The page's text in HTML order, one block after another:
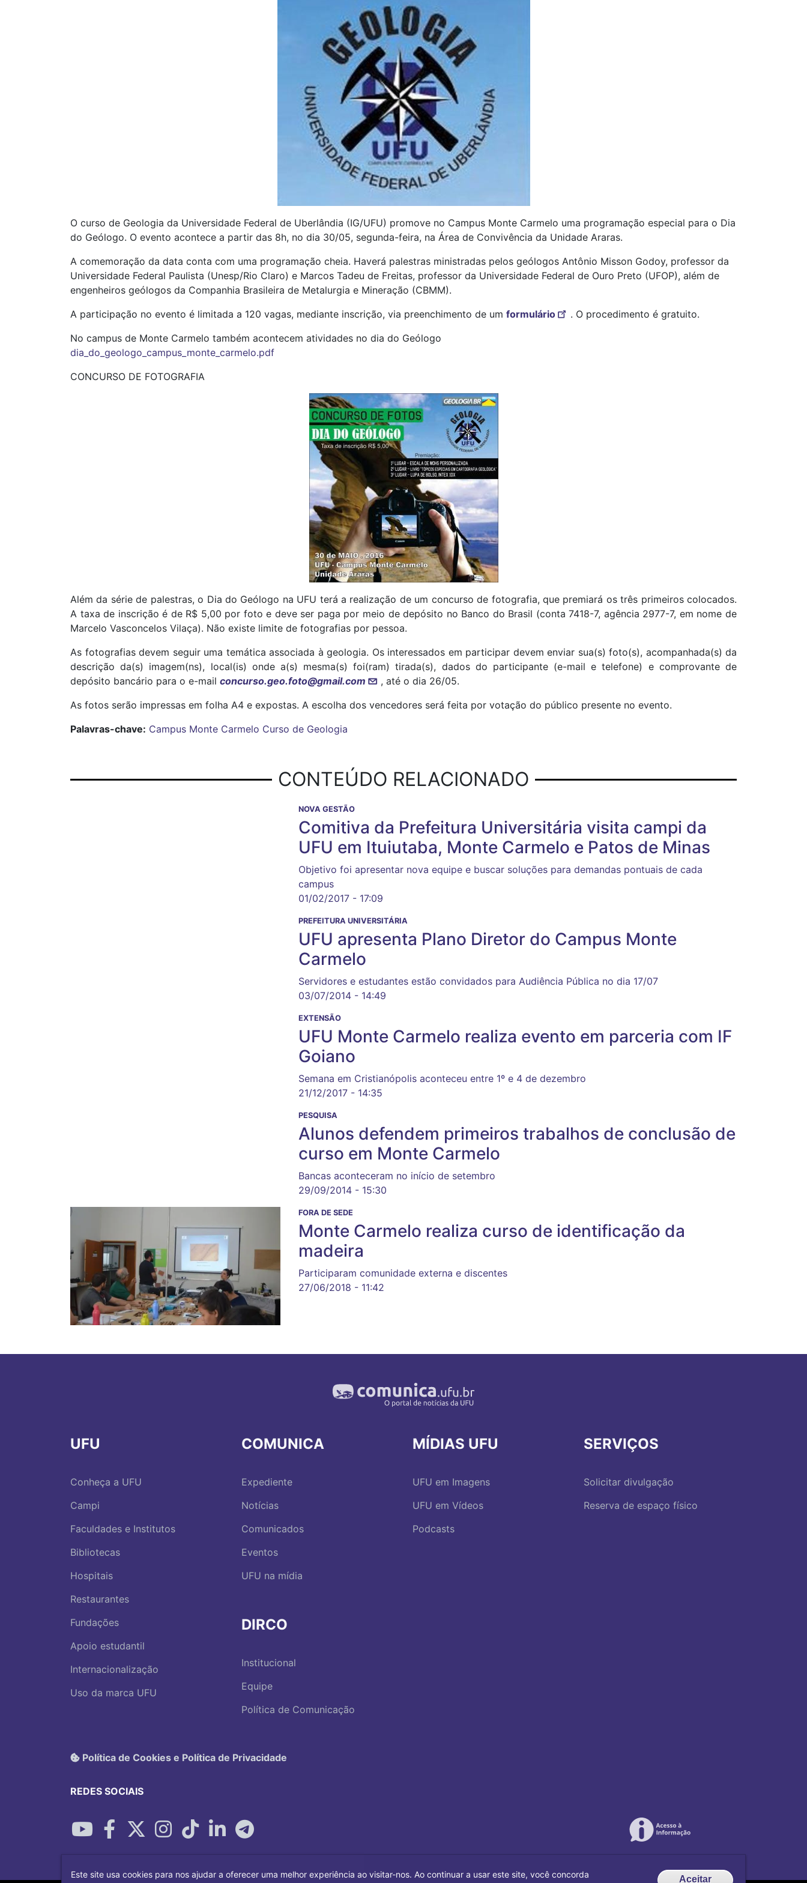
O curso de Geologia da Universidade Federal de Uberlândia (IG/UFU) promove no Campus Monte Carmelo uma programação especial para o Dia
do Geólogo. O evento acontece a partir das 8h, no dia 30/05, segunda-feira, na Área de Convivência da Unidade Araras.
A comemoração da data conta com uma programação cheia. Haverá palestras ministradas pelos geólogos Antônio Misson Godoy, professor da
Universidade Federal Paulista (Unesp/Rio Claro) e Marcos Tadeu de Freitas, professor da Universidade Federal de Ouro Preto (UFOP), além de
engenheiros geólogos da Companhia Brasileira de Metalurgia e Mineração (CBMM).
A participação no evento é limitada a 120 vagas, mediante inscrição, via preenchimento de um formulário
. O procedimento é gratuito.
No campus de Monte Carmelo também acontecem atividades no dia do Geólogo
dia_do_geologo_campus_monte_carmelo.pdf
CONCURSO DE FOTOGRAFIA
Além da série de palestras, o Dia do Geólogo na UFU terá a realização de um concurso de fotografia, que premiará os três primeiros colocados.
A taxa de inscrição é de R$ 5,00 por foto e deve ser paga por meio de depósito no Banco do Brasil (conta 7418-7, agência 2977-7, em nome de
Marcelo Vasconcelos Vilaça). Não existe limite de fotografias por pessoa.
As fotografias devem seguir uma temática associada à geologia. Os interessados em participar devem enviar sua(s) foto(s), acompanhada(s) da
descrição da(s) imagem(ns), local(is) onde a(s) mesma(s) foi(ram) tirada(s), dados do participante (e-mail e telefone) e comprovante de
depósito bancário para o e-mail concurso.geo.foto@gmail.com
, até o dia 26/05.
As fotos serão impressas em folha A4 e expostas. A escolha dos vencedores será feita por votação do público presente no evento.
Palavras-chave: Campus Monte Carmelo Curso de Geologia
CONTEÚDO RELACIONADO
NOVA GESTÃO
Comitiva da Prefeitura Universitária visita campi da
UFU em Ituiutaba, Monte Carmelo e Patos de Minas
Objetivo foi apresentar nova equipe e buscar soluções para demandas pontuais de cada
campus
01/02/2017 - 17:09
PREFEITURA UNIVERSITÁRIA
UFU apresenta Plano Diretor do Campus Monte
Carmelo
Servidores e estudantes estão convidados para Audiência Pública no dia 17/07
03/07/2014 - 14:49
EXTENSÃO
UFU Monte Carmelo realiza evento em parceria com IF
Goiano
Semana em Cristianópolis aconteceu entre 1º e 4 de dezembro
21/12/2017 - 14:35
PESQUISA
Alunos defendem primeiros trabalhos de conclusão de
curso em Monte Carmelo
Bancas aconteceram no início de setembro
29/09/2014 - 15:30
FORA DE SEDE
Monte Carmelo realiza curso de identificação da
madeira
Participaram comunidade externa e discentes
27/06/2018 - 11:42
UFU
Conheça a UFU
Campi
Faculdades e Institutos
Bibliotecas
Hospitais
Restaurantes
Fundações
Apoio estudantil
Internacionalização
Uso da marca UFU
COMUNICA
Expediente
Notícias
Comunicados
Eventos
UFU na mídia
DIRCO
Institucional
Equipe
Política de Comunicação
MÍDIAS UFU
UFU em Imagens
UFU em Vídeos
Podcasts
SERVIÇOS
Solicitar divulgação
Reserva de espaço físico
Política de Cookies e Política de Privacidade
REDES SOCIAIS
Este site usa cookies para nos ajudar a oferecer uma melhor experiência ao visitar-nos. Ao continuar a usar este site, você concorda Aceitar